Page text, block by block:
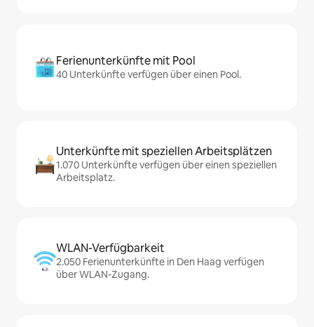
Ferienunterkünfte mit Pool
40 Unterkünfte verfügen über einen Pool.
Unterkünfte mit speziellen Arbeitsplätzen
1.070 Unterkünfte verfügen über einen speziellen
Arbeitsplatz.
WLAN-Verfügbarkeit
2.050 Ferienunterkünfte in Den Haag verfügen
über WLAN-Zugang.